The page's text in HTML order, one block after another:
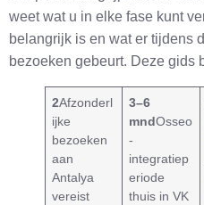
weet wat u in elke fase kunt
belangrijk is en wat er tijdens
bezoeken gebeurt. Deze gids
2Afzonderl
ijke
bezoeken
aan
Antalya
vereist
3–6
mndOsseo
-
integratiep
eriode
thuis in VK